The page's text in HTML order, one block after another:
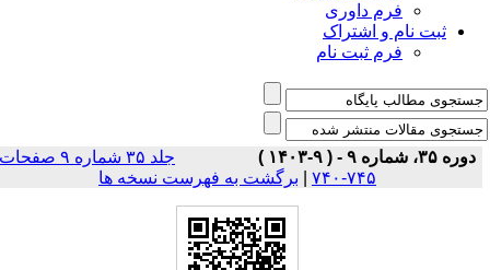
فرم داوری
ثبت نام و اشتراک
فرم ثبت نام
دوره ۳۵، شماره ۹ - ( ۹-۱۴۰۳ )
جلد ۳۵ شماره ۹ صفحات
۷۴۵-۷۴۰
| برگشت به فهرست نسخه ها